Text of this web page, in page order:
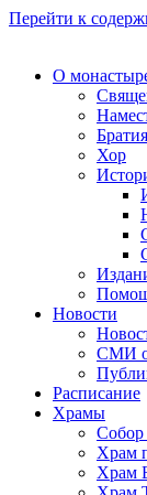
Перейти к
О
Братия
Хор
Новости
СМИ
Расписание
Храмы
Собор
Храм
Храм